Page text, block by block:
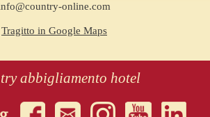
online.com
Tragitto in Google Maps
abbigliamento hotel